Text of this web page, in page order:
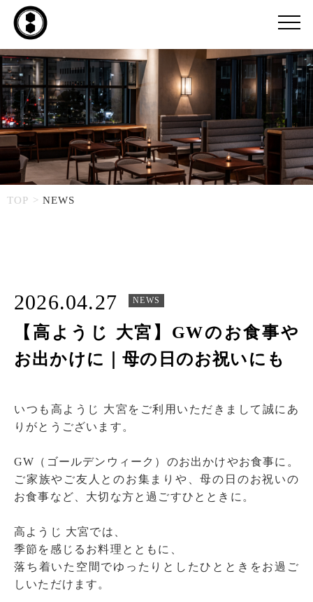
TOP NEWS
2026.04.27 NEWS
【高ようじ 大宮】GWのお食事や
お出かけに｜母の日のお祝いにも
いつも高ようじ 大宮をご利用いただきまして誠にあ
りがとうございます。
GW（ゴールデンウィーク）のお出かけやお食事に。
ご家族やご友人とのお集まりや、母の日のお祝いの
お食事など、大切な方と過ごすひとときに。
高ようじ 大宮では、
季節を感じるお料理とともに、
落ち着いた空間でゆったりとしたひとときをお過ご
しいただけます。